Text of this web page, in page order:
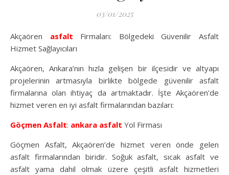
03/01/2025
Akçaören asfalt Firmaları: Bölgedeki Güvenilir Asfalt
Hizmet Sağlayıcıları
Akçaören, Ankara’nın hızla gelişen bir ilçesidir ve altyapı
projelerinin artmasıyla birlikte bölgede güvenilir asfalt
firmalarına olan ihtiyaç da artmaktadır. İşte Akçaören’de
hizmet veren en iyi asfalt firmalarından bazıları:
Göçmen Asfalt: ankara asfalt Yol Firması
Göçmen Asfalt, Akçaören’de hizmet veren önde gelen
asfalt firmalarından biridir. Soğuk asfalt, sıcak asfalt ve
asfalt yama dahil olmak üzere çeşitli asfalt hizmetleri